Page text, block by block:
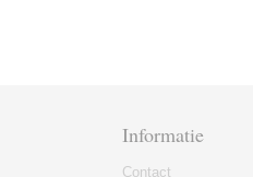
Informatie
Contact